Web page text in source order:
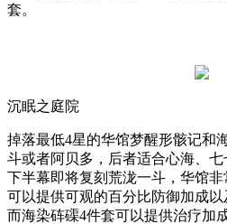
套。
沉眠之庭院
掉落最低4星的华馆梦醒形骸记和
斗或者阿贝多，后者适合心海、
下半幕即将复刻荒泷一斗，华馆
可以提供可观的百分比防御加成以
而海染砗磲4件套可以提供治疗加